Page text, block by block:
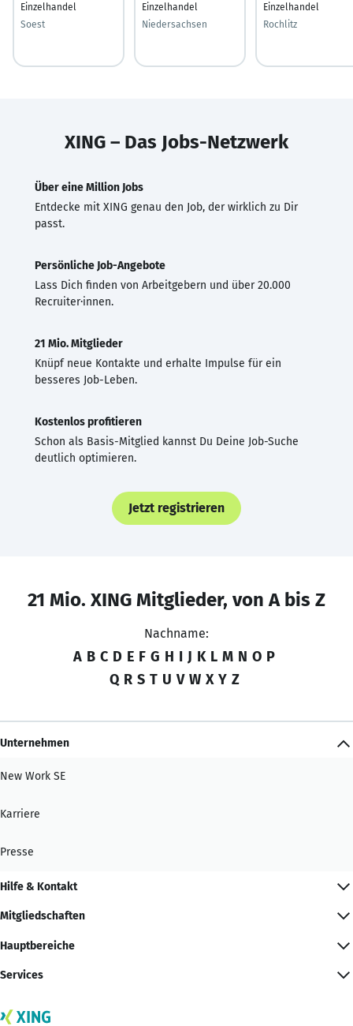
Einzelhandel
Soest
Einzelhandel
Niedersachsen
Einzelhandel
Rochlitz
XING – Das Jobs-Netzwerk
Über eine Million Jobs
Entdecke mit XING genau den Job, der wirklich zu Dir
passt.
Persönliche Job-Angebote
Lass Dich finden von Arbeitgebern und über 20.000
Recruiter·innen.
21 Mio. Mitglieder
Knüpf neue Kontakte und erhalte Impulse für ein
besseres Job-Leben.
Kostenlos profitieren
Schon als Basis-Mitglied kannst Du Deine Job-Suche
deutlich optimieren.
Jetzt registrieren
21 Mio. XING Mitglieder, von A bis Z
Nachname:
A B C D E F G H I J K L M N O P
Q R S T U V W X Y Z
Unternehmen
New Work SE
Karriere
Presse
Hilfe & Kontakt
Mitgliedschaften
Hauptbereiche
Services